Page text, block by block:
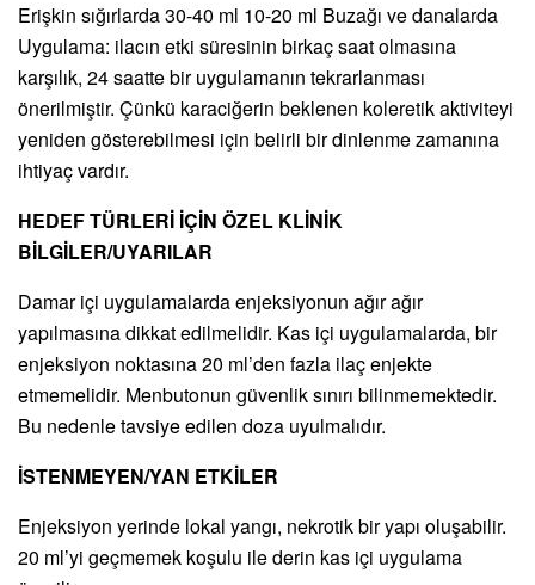
Erişkin sığırlarda 30-40 ml 10-20 ml Buzağı ve danalarda
Uygulama: ilacın etki süresinin birkaç saat olmasına
karşılık, 24 saatte bir uygulamanın tekrarlanması
önerilmiştir. Çünkü karaciğerin beklenen koleretik aktiviteyi
yeniden gösterebilmesi için belirli bir dinlenme zamanına
ihtiyaç vardır.
HEDEF TÜRLERİ İÇİN ÖZEL KLİNİK
BİLGİLER/UYARILAR
Damar içi uygulamalarda enjeksiyonun ağır ağır
yapılmasına dikkat edilmelidir. Kas içi uygulamalarda, bir
enjeksiyon noktasına 20 ml’den fazla ilaç enjekte
etmemelidir. Menbutonun güvenlik sınırı bilinmemektedir.
Bu nedenle tavsiye edilen doza uyulmalıdır.
İSTENMEYEN/YAN ETKİLER
Enjeksiyon yerinde lokal yangı, nekrotik bir yapı oluşabilir.
20 ml’yi geçmemek koşulu ile derin kas içi uygulama